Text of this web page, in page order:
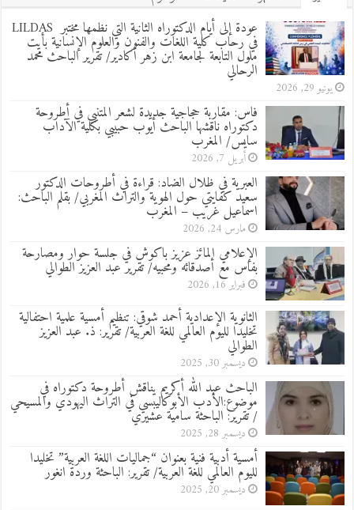
عودة إلى أيام الدكتوراه الثانية التي نظمها مختبر LILDAS
في رحاب كلية اللغات والفنون والعلوم الإنسانية بأيت
ملول التابعة لجامعة ابن زهر أكادير/ تقرير الباحث محمد
الرحالي
يونيو 29, 2026
فاس: مقاربة حجاجية جديدة لشعر المتنبي في أطروحة
دكتوراه ناقشها الباحث أيوب حبيبي بكلية الآداب
سايس/ المغرب
أبريل 7, 2026
العبرية في ظلال الضاد: قراءة في أطروحات الدكتور
سعيد كفايتي حول الهوية والتراث المغربي/ بقلم الباحث:
اسماعيل غريب – المغرب
مارس 24, 2026
الإعلامي المائز عزيز باكوش في جلسة حوار ومصارحة
بفاس مع أصدقائه ومحبيه/ تقرير عبد العزيز الطوالي
فبراير 16, 2026
الثانوية الإعدادية أحمد شوقي: تنظيم أمسية علمية احتفالية
تخليدا لليوم العالمي للغة العربية/ تقرير: ذ. عبد العزيز
الطوالي
ديسمبر 30, 2025
الباحث عبد الله أكريم يناقش أطروحة دكتوراه في
موضوع:الأدب الأبوكاليبسي في التراث اليهودي والمسيحي
/ تقرير: الباحثة سامية عشيري
ديسمبر 28, 2025
أمسية أدبية فنية بعنوان “جماليات اللغة العربية” تخليدا
لليوم العالمي للغة العربية/ تقرير: الباحثة وردة انغور
ديسمبر 20, 2025